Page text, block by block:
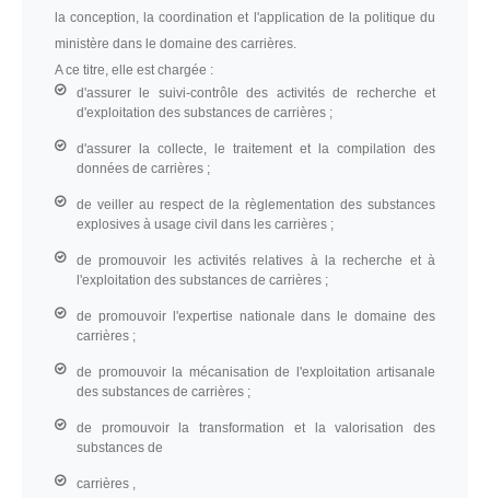
la conception, la coordination et l'application de la politique du
ministère dans le domaine des carrières.
A ce titre, elle est chargée :
d'assurer le suivi-contrôle des activités de recherche et
d'exploitation des substances de carrières ;
d'assurer la collecte, le traitement et la compilation des
données de carrières ;
de veiller au respect de la règlementation des substances
explosives à usage civil dans les carrières ;
de promouvoir les activités relatives à la recherche et à
l'exploitation des substances de carrières ;
de promouvoir l'expertise nationale dans le domaine des
carrières ;
de promouvoir la mécanisation de l'exploitation artisanale
des substances de carrières ;
de promouvoir la transformation et la valorisation des
substances de
carrières ,